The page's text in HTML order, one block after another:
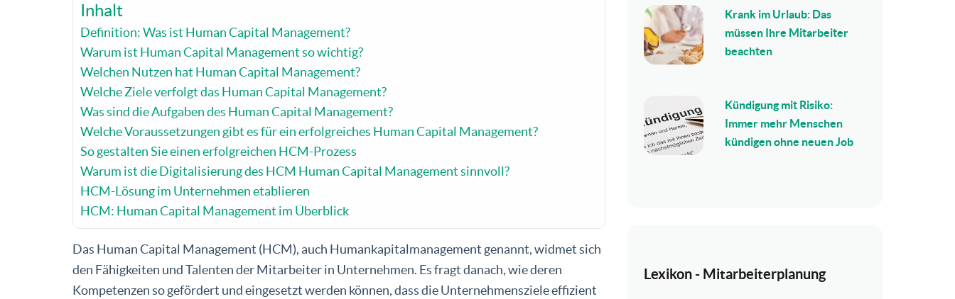
Inhalt
Definition: Was ist Human Capital Management?
Warum ist Human Capital Management so wichtig?
Welchen Nutzen hat Human Capital Management?
Welche Ziele verfolgt das Human Capital Management?
Was sind die Aufgaben des Human Capital Management?
Welche Voraussetzungen gibt es für ein erfolgreiches Human Capital Management?
So gestalten Sie einen erfolgreichen HCM-Prozess
Warum ist die Digitalisierung des HCM Human Capital Management sinnvoll?
HCM-Lösung im Unternehmen etablieren
HCM: Human Capital Management im Überblick
Das Human Capital Management (HCM), auch Humankapitalmanagement genannt, widmet sich
den Fähigkeiten und Talenten der Mitarbeiter in Unternehmen. Es fragt danach, wie deren
Kompetenzen so gefördert und eingesetzt werden können, dass die Unternehmensziele effizient
Krank im Urlaub: Das
müssen Ihre Mitarbeiter
beachten
Kündigung mit Risiko:
Immer mehr Menschen
kündigen ohne neuen Job
Lexikon - Mitarbeiterplanung